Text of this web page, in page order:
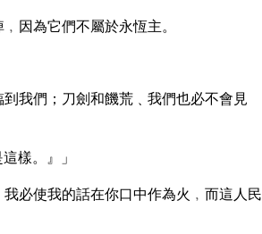
因為它們不屬於永恆主。
我們；刀劍和饑荒﹑我們也必不會見
樣。』」
必使我的話在你口中作為火﹐而這人民